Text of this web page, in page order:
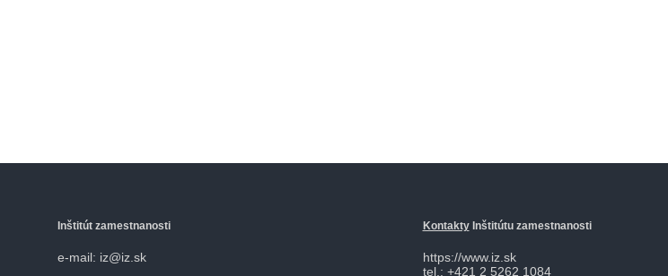
Inštitút zamestnanosti
e-mail: iz@iz.sk
KontaktyInštitútu zamestnanosti
https://www.iz.sk
tel.: +421 2 5262 1084